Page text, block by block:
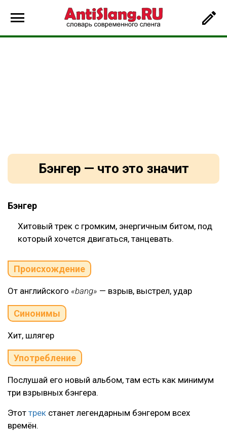
Бэнгер — что это значит
Бэнгер
Хитовый трек с громким, энергичным битом, под
который хочется двигаться, танцевать.
Происхождение
От английского «bang» — взрыв, выстрел, удар
Синонимы
Хит, шлягер
Употребление
Послушай его новый альбом, там есть как минимум
три взрывных бэнгера.
Этот трек станет легендарным бэнгером всех
времён.